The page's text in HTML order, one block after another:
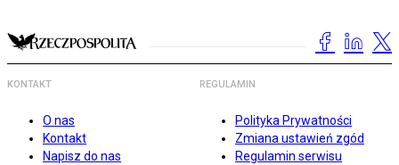
KONTAKT
O nas
Kontakt
Napisz do nas
REGULAMIN
Polityka Prywatności
Zmiana ustawień zgód
Regulamin serwisu